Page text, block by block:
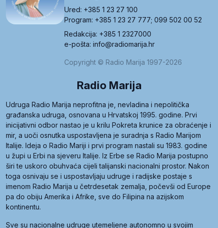
Ured: +385 1 23 27 100
Program: +385 1 23 27 777; 099 502 00 52
Redakcija: +385 1 2327000
e-pošta: info@radiomarija.hr
Copyright © Radio Marija 1997-2026
Radio Marija
Udruga Radio Marija neprofitna je, nevladina i nepolitička
građanska udruga, osnovana u Hrvatskoj 1995. godine. Prvi
inicijativni odbor nastao je u krilu Pokreta krunice za obraćenje i
mir, a uoči osnutka uspostavljena je suradnja s Radio Marijom
Italije. Ideja o Radio Mariji i prvi program nastali su 1983. godine
u župi u Erbi na sjeveru Italije. Iz Erbe se Radio Marija postupno
širi te uskoro obuhvaća cijeli talijanski nacionalni prostor. Nakon
toga osnivaju se i uspostavljaju udruge i radijske postaje s
imenom Radio Marija u četrdesetak zemalja, počevši od Europe
pa do obiju Amerika i Afrike, sve do Filipina na azijskom
kontinentu.
Sve su nacionalne udruge utemeljene autonomno u svojim